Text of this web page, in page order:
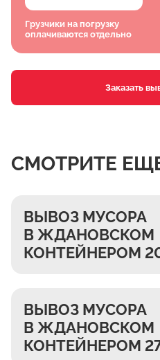
Грузчики на погрузку
оплачиваются отдельно
Заказать
СМОТРИТЕ
ВЫВОЗ МУСОРА
В ЖДАНОВСКОМ
КОНТЕЙНЕРОМ
ВЫВОЗ МУСОРА
В ЖДАНОВСКОМ
КОНТЕЙНЕРОМ